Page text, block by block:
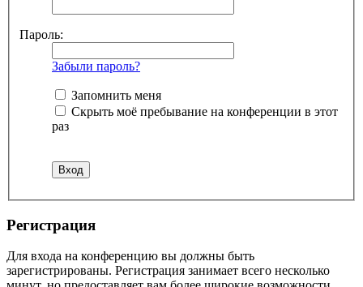
Пароль:
Забыли пароль?
Запомнить меня
Скрыть моё пребывание на конференции в этот
раз
Регистрация
Для входа на конференцию вы должны быть
зарегистрированы. Регистрация занимает всего несколько